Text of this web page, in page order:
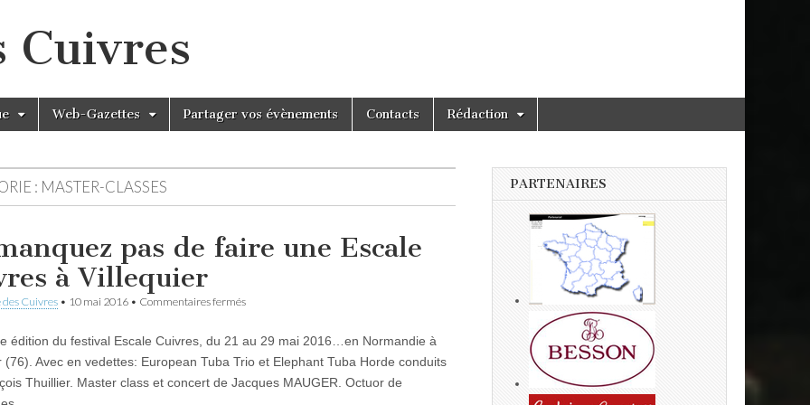
Cuivres
Web-Gazettes Partager vos évènements Contacts Rédaction
: MASTER-CLASSES
pas de faire une Escale
à Villequier
des Cuivres • 10 mai 2016 • Commentaires ferméssur
pas
de
une
édition du festival Escale Cuivres, du 21 au 29 mai 2016…en Normandie à
(76). Avec en vedettes: European Tuba Trio et Elephant Tuba Horde conduits
Thuillier. Master class et concert de Jacques MAUGER. Octuor de
PARTENAIRES